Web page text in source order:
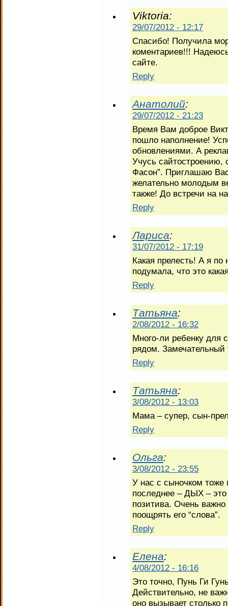
Viktoria:
29/07/2012 - 12:17
Спасибо! Получила
коментариев!!!
сайте.
Reply
Анатолий:
29/07/2012 - 21:23
Время Вам доброе
пошло наполнение!
обновлениями. А
Учусь сайтостроению,
Фасон”. Приглашаю
желательно молодым
также! До встречи на
Reply
Лариса:
31/07/2012 - 17:19
Какая прелесть! А я по
подумала, что это
Reply
Татьяна:
2/08/2012 - 16:32
Много-ли ребенку для
рядом.
Reply
Татьяна:
3/08/2012 - 13:03
Мама – супер, сын-
Reply
Ольга:
3/08/2012 - 23:55
У нас с сыночком тоже
последнее – ДЫХ –
позитива. Очень
поощрять его “слова”.
Reply
Елена:
4/08/2012 - 16:16
Это точно, Пунь Ги
Действительно, не
оно вызывает